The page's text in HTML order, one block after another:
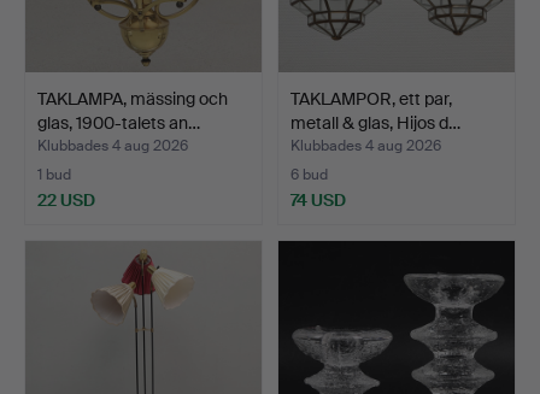
TAKLAMPA, mässing och
glas, 1900-talets an…
Klubbades 4 aug 2026
1 bud
22 USD
TAKLAMPOR, ett par,
metall & glas, Hijos d…
Klubbades 4 aug 2026
6 bud
74 USD